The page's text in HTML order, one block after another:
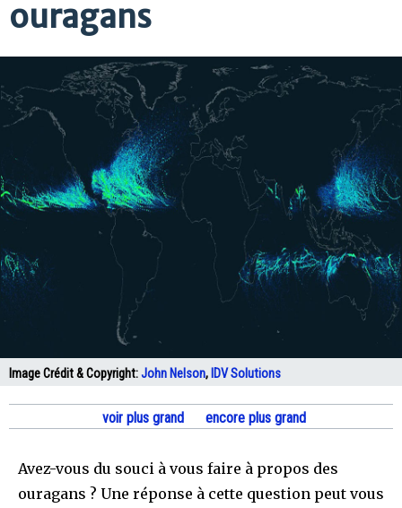
ouragans
Image Crédit & Copyright:John Nelson, IDV Solutions
voir plus grand encore plus grand
Avez-vous du souci à vous faire à propos des
ouragans ? Une réponse à cette question peut vous